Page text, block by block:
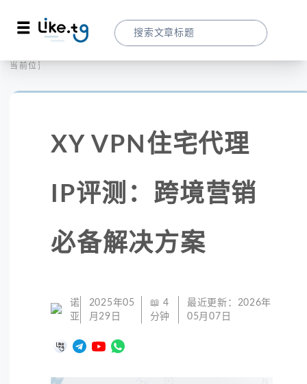
当前位置：
XY VPN住宅代理
IP评测：跨境营销
必备解决方案
诺
亚
2025年05
月29日
📖 4
分钟
最近更新： 2026年
05月07日